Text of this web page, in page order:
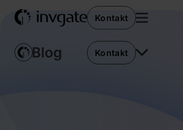
Kontakt
Kontakt